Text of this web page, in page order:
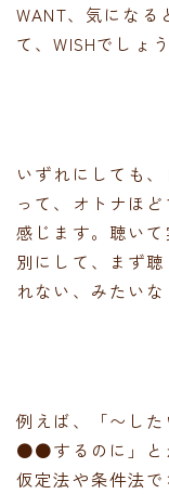
WANT、気になる
て、WISHでしょう
いずれにしても
って、オトナほ
感じます。聴い
別にして、まず
れない、みたい
例えば、「〜し
●●するのに」と
仮定法や条件法で